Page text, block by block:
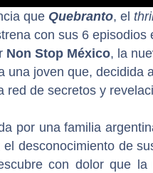
que Quebranto, el
con sus 6 episodios
Non Stop México, la
una joven que, decidida
de secretos y
por una familia
desconocimiento de
con dolor que